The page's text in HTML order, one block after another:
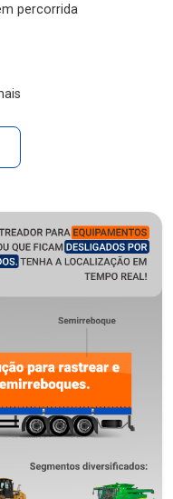
percorrida